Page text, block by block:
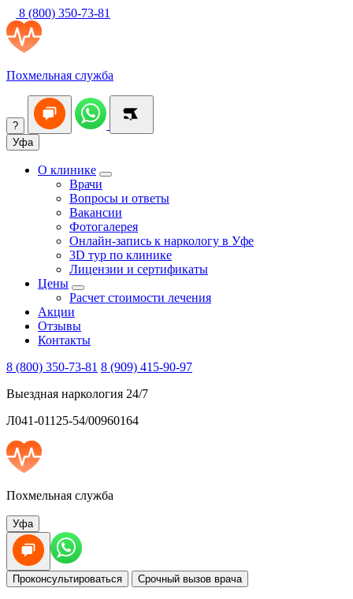
8 (800) 350-73-81
Похмельная служба
?
Уфа
О клинике
Врачи
Вопросы и ответы
Вакансии
Фотогалерея
Онлайн-запись к наркологу в Уфе
3D тур по клинике
Лицензии и сертификаты
Цены
Расчет стоимости лечения
Акции
Отзывы
Контакты
8 (800) 350-73-81 8 (909) 415-90-97
Выездная наркология 24/7
Л041-01125-54/00960164
Похмельная служба
Уфа
Проконсультироваться Срочный вызов врача